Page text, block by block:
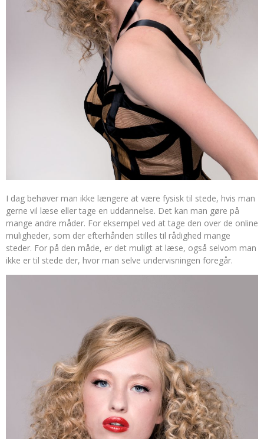
I dag behøver man ikke længere at være fysisk til stede, hvis man
gerne vil læse eller tage en uddannelse. Det kan man gøre på
mange andre måder. For eksempel ved at tage den over de online
muligheder, som der efterhånden stilles til rådighed mange
steder. For på den måde, er det muligt at læse, også selvom man
ikke er til stede der, hvor man selve undervisningen foregår.